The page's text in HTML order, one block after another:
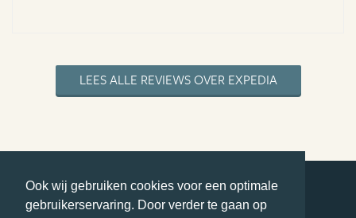
Ook wij gebruiken cookies voor een optimale
gebruikerservaring. Door verder te gaan op
LEES ALLE REVIEWS OVER EXPEDIA
deel deze pagina